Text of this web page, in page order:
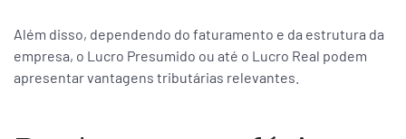
Além disso, dependendo do faturamento e da estrutura da
empresa, o Lucro Presumido ou até o Lucro Real podem
apresentar vantagens tributárias relevantes.